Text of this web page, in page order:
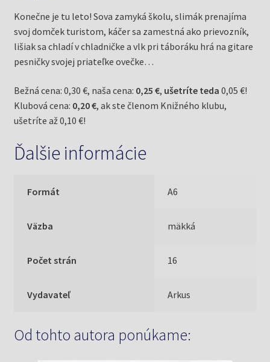
Konečne je tu leto! Sova zamyká školu, slimák prenajíma
svoj domček turistom, káčer sa zamestná ako prievozník,
lišiak sa chladí v chladničke a vlk pri táboráku hrá na gitare
pesničky svojej priateľke ovečke…
Bežná cena: 0,30 €, naša cena: 0,25 €, ušetríte teda 0,05 €!
Klubová cena: 0,20 €, ak ste členom Knižného klubu,
ušetríte až 0,10 €!
Ďalšie informácie
Formát A6
Väzba mäkká
Počet strán 16
Vydavateľ Arkus
Od tohto autora ponúkame: